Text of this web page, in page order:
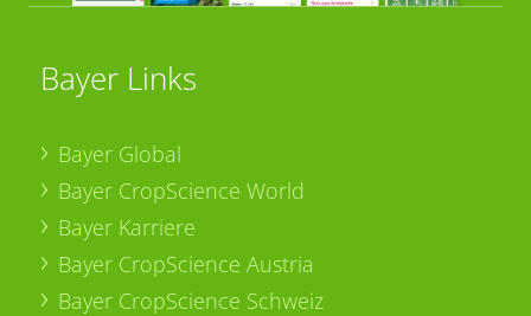
Bayer Links
Bayer Global
Bayer CropScience World
Bayer Karriere
Bayer CropScience Austria
Bayer CropScience Schweiz